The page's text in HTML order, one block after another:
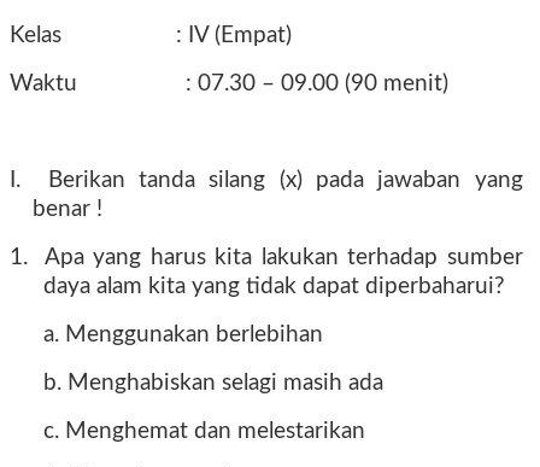
Kelas : IV (Empat)
Waktu : 07.30 – 09.00 (90 menit)
I.
Berikan tanda silang (x) pada jawaban yang
benar !
1.
Apa yang harus kita lakukan terhadap sumber
daya alam kita yang tidak dapat diperbaharui?
a. Menggunakan berlebihan
b. Menghabiskan selagi masih ada
c. Menghemat dan melestarikan